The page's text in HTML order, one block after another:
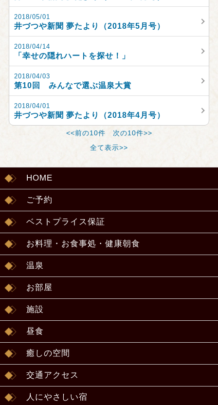
2018/05/01
井づつや新聞 夢たより（2018年5月号）
2018/04/14
「幸せの隠れハートを探せ！」
2018/04/03
第10回 みんなで選ぶ温泉大賞
2018/04/01
井づつや新聞 夢たより（2018年4月号）
<<前の10件
次の10件>>
全て表示>>
HOME
ご予約
ベストプライス保証
お料理・お食事処・健康朝食
温泉
お部屋
施設
昼食
癒しの空間
交通アクセス
人にやさしい宿